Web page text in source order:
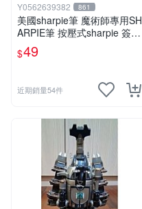
Y0562639382 861
美國sharpie筆 魔術師專用SH
ARPIE筆 按壓式sharpie 簽名
用奇異筆 有梗的筆 整人筆
$49
近期銷量54件